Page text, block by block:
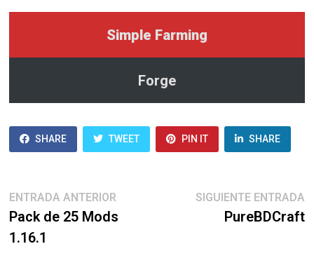
Simple Farming
Forge
SHARE TWEET PIN IT SHARE
Navegación
de
ENTRADA ANTERIOREntrada
anterior:
Pack de 25 Mods
1.16.1
SIGUIENTE ENTRADA
PureBDCraft